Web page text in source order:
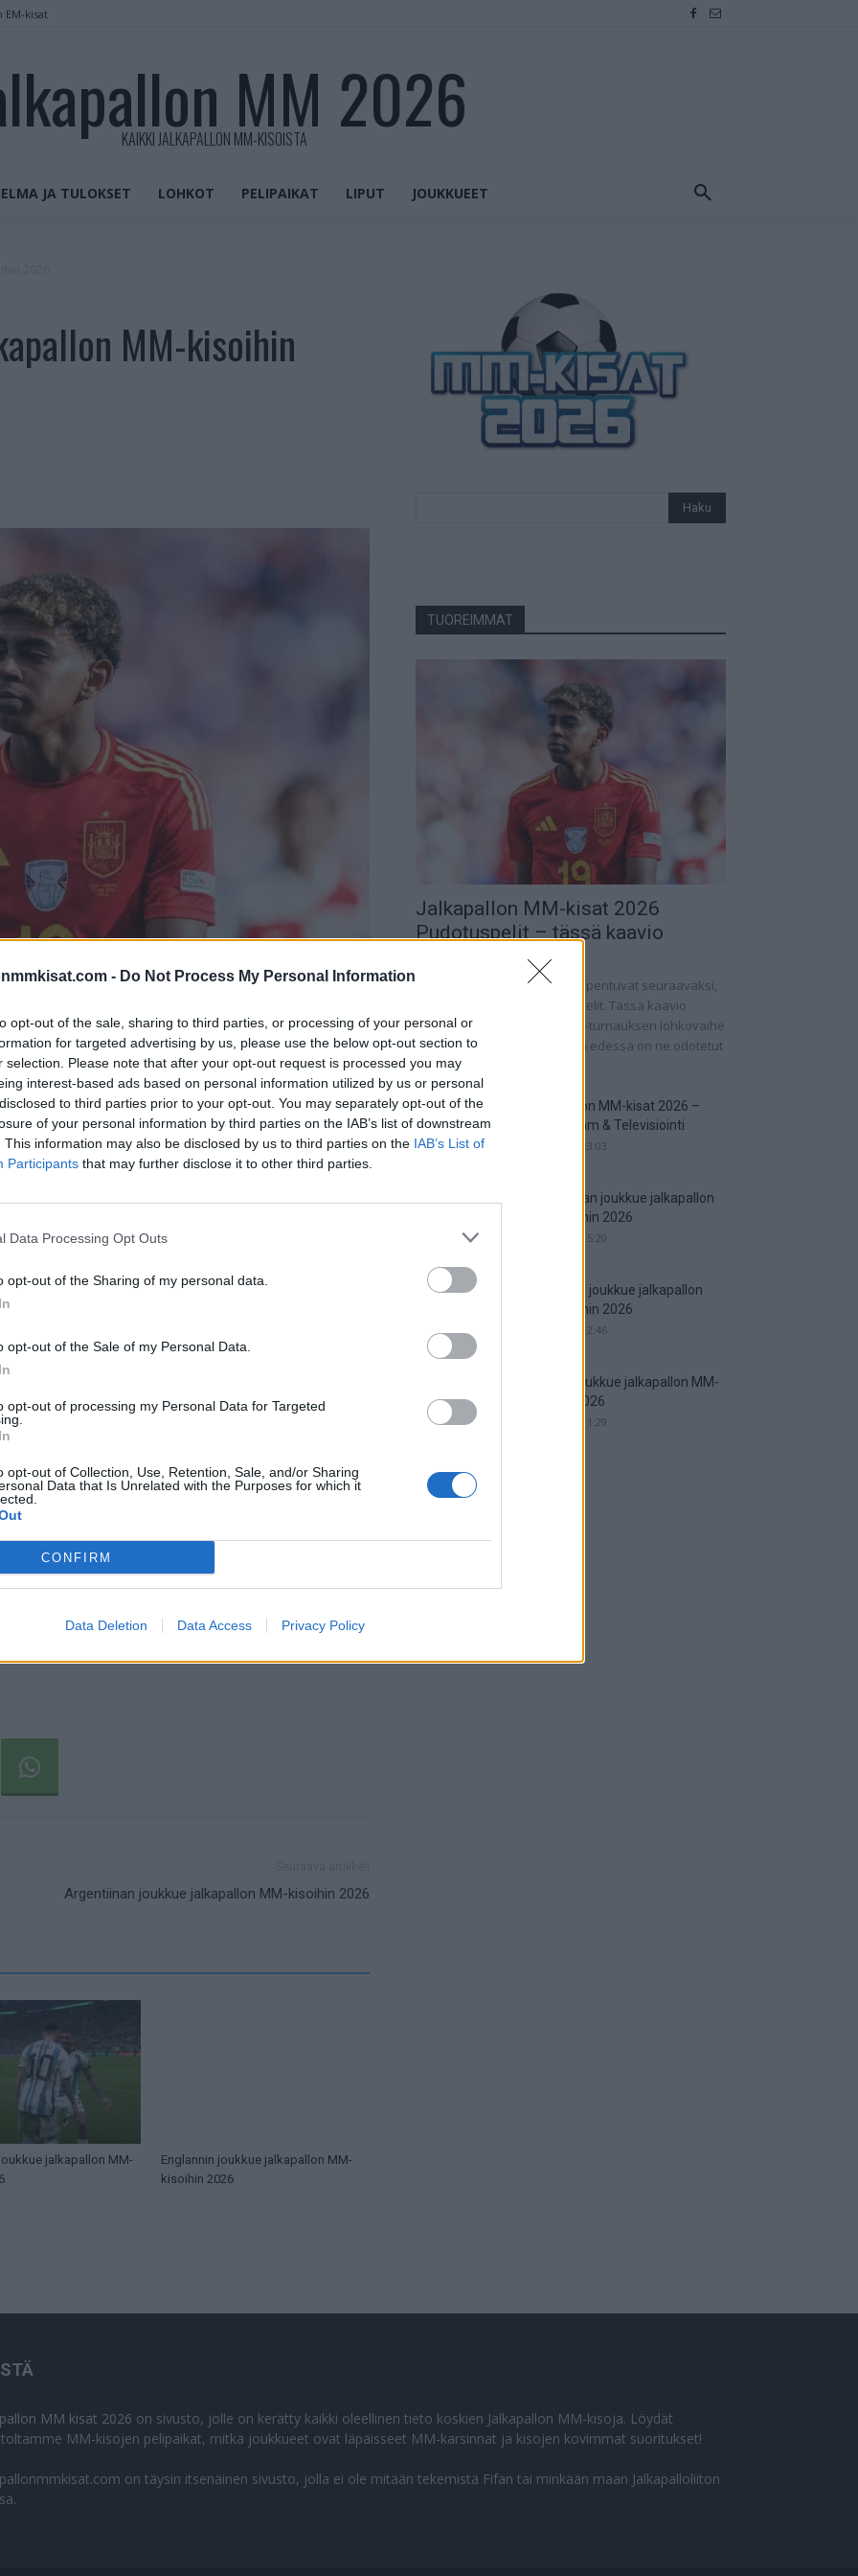
- Do Not Process My Personal Information
opt-out of the sale, sharing to third parties, or processing of your personal or
for targeted advertising by us, please use the below opt-out section to
selection. Please note that after your opt-out request is processed you may
interest-based ads based on personal information utilized by us or personal
to third parties prior to your opt-out. You may separately opt-out of the
of your personal information by third parties on the IAB’s list of downstream
This information may also be disclosed by us to third parties on the IAB’s List of
Participants that may further disclose it to other third parties.
Data Processing Opt Outs
opt-out of the Sharing of my personal data.
opt-out of the Sale of my Personal Data.
opt-out of processing my Personal Data for Targeted
opt-out of Collection, Use, Retention, Sale, and/or Sharing
Data that Is Unrelated with the Purposes for which it
CONFIRM
Data Deletion Data Access Privacy Policy
EM-kisat
MM 2026
KAIKKI JALKAPALLON MM-KISOISTA
JA TULOKSET LOHKOT PELIPAIKAT LIPUT JOUKKUEET
MM-kisoihin
ja lähtee tietenkin yhtenä suurimmista
mestarisuosikeista ja joukkue viliseekin
Lamine Yamal ja Manchester Cityn Rodri.
ole mukana ainuttakaan Real Madridin
edustettuna peräti kahdeksalla pelurilla.
kesäkuuta. Sivuiltamme löytyy kokonaisuudessaan
kisoihin 2026
Raya (Arsenal), Joan Garcia (Barcelona)
Grimaldo (Bayer Leverkusen), Pau Cubarsí
Pubill (Atlético Madrid), Eric García (Barcelona),
(Tottenham)
Ruiz (PSG), Martín Zubimendi (Arsenal), Gavi
(Atlético Madrid), Mikel Merino (Arsenal)
Dani Olmo (Barcelona), Nico Williams (Athletic Bilbao),
Borja Iglesias (Celta Vigo), Víctor Muñoz
Argentiinan joukkue jalkapallon MM-kisoihin 2026
jalkapallon MM-
Englannin joukkue jalkapallon MM-
kisoihin 2026
TUOREIMMAT
Jalkapallon MM-kisat 2026
Pudotuspelit – tässä kaavio
Jalkapallon MM-kisat 2026 huipentuvat seuraavaksi,
kun ohjelmassa on pudotuspelit. Tässä kaavio
turnaukseen! Jalkapallon MM-turnauksen lohkovaihe
on saatu nyt taputeltua, joten edessä on ne odotetut
tosipelit....
Jalkapallon MM-kisat 2026 –
Live Stream & Televisiointi
16.06.2026 23:03
Argentiinan joukkue jalkapallon
MM-kisoihin 2026
29.05.2026 15:20
Englannin joukkue jalkapallon
MM-kisoihin 2026
25.05.2026 12:46
Saksan joukkue jalkapallon MM-
kisoihin 2026
25.05.2026 11:29
MM kisat 2026 on sivusto, jolle on kerätty kaikki oleellinen tieto koskien Jalkapallon MM-kisoja. Löydät
MM-kisojen pelipaikat, mitkä joukkueet ovat läpäisseet MM-karsinnat ja kisojen kovimmat suoritukset!
on täysin itsenäinen sivusto, jolla ei ole mitään tekemistä Fifan tai minkään maan Jalkapalloliiton